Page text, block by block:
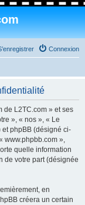
Connexion
de L2TC.com » et ses
», « nos », « Le
et phpBB (désigné ci-
www.phpbb.com »,
quelle information
de votre part (désignée
en
créera un certain